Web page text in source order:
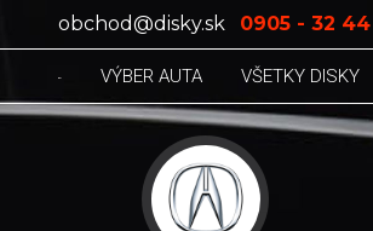
obchod@disky.sk 0905 - 32 44
VÝBER AUTA VŠETKY DISKY